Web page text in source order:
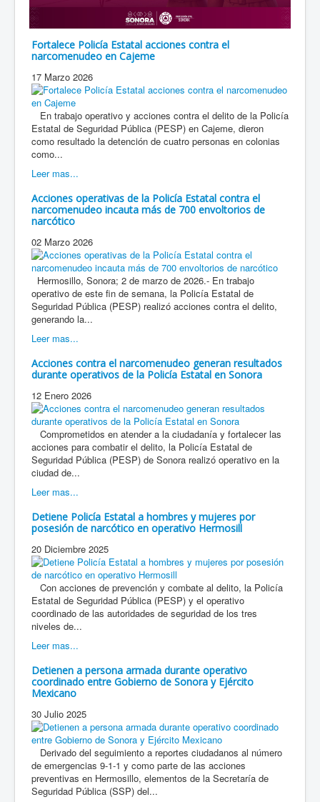
Fortalece Policía Estatal acciones contra el
narcomenudeo en Cajeme
17 Marzo 2026
En trabajo operativo y acciones contra el delito de la Policía
Estatal de Seguridad Pública (PESP) en Cajeme, dieron
como resultado la detención de cuatro personas en colonias
como...
Leer mas...
Acciones operativas de la Policía Estatal contra el
narcomenudeo incauta más de 700 envoltorios de
narcótico
02 Marzo 2026
Hermosillo, Sonora; 2 de marzo de 2026.- En trabajo
operativo de este fin de semana, la Policía Estatal de
Seguridad Pública (PESP) realizó acciones contra el delito,
generando la...
Leer mas...
Acciones contra el narcomenudeo generan resultados
durante operativos de la Policía Estatal en Sonora
12 Enero 2026
Comprometidos en atender a la ciudadanía y fortalecer las
acciones para combatir el delito, la Policía Estatal de
Seguridad Pública (PESP) de Sonora realizó operativo en la
ciudad de...
Leer mas...
Detiene Policía Estatal a hombres y mujeres por
posesión de narcótico en operativo Hermosill
20 Diciembre 2025
Con acciones de prevención y combate al delito, la Policía
Estatal de Seguridad Pública (PESP) y el operativo
coordinado de las autoridades de seguridad de los tres
niveles de...
Leer mas...
Detienen a persona armada durante operativo
coordinado entre Gobierno de Sonora y Ejército
Mexicano
30 Julio 2025
Derivado del seguimiento a reportes ciudadanos al número
de emergencias 9-1-1 y como parte de las acciones
preventivas en Hermosillo, elementos de la Secretaría de
Seguridad Pública (SSP) del...